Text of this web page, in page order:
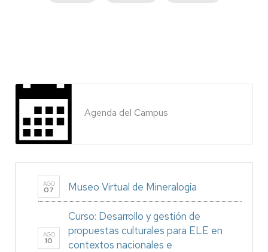
Agenda del Campus
AGO
07 Museo Virtual de Mineralogía
AGO
10
Curso: Desarrollo y gestión de
propuestas culturales para ELE en
contextos nacionales e